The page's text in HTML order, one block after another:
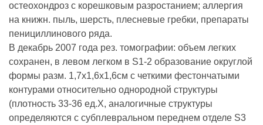
остеохондроз с корешковым разростанием; аллергия
на книжн. пыль, шерсть, плесневые гребки, препараты
пенициллинового ряда.
В декабрь 2007 года рез. томографии: объем легких
сохранен, в левом легком в S1-2 образование округлой
формы разм. 1,7х1,6х1,6см с четкими фестончатыми
контурами относительно однородной структуры
(плотность 33-36 ед.Х, аналогичные структуры
определяются с субплевральном переднем отделе S3